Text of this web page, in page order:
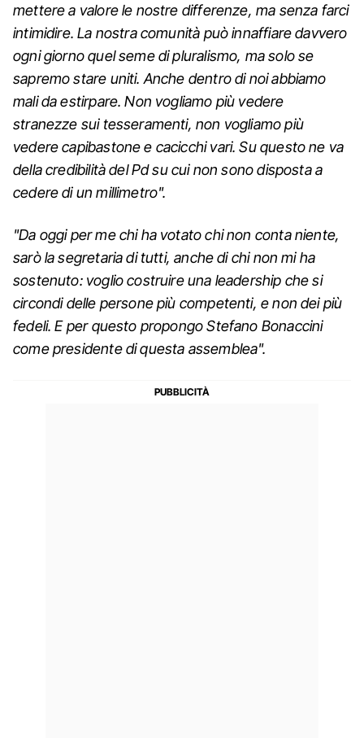
mettere a valore le nostre differenze, ma senza farci
intimidire. La nostra comunità può innaffiare davvero
ogni giorno quel seme di pluralismo, ma solo se
sapremo stare uniti. Anche dentro di noi abbiamo
mali da estirpare. Non vogliamo più vedere
stranezze sui tesseramenti, non vogliamo più
vedere capibastone e cacicchi vari. Su questo ne va
della credibilità del Pd su cui non sono disposta a
cedere di un millimetro".
"Da oggi per me chi ha votato chi non conta niente,
sarò la segretaria di tutti, anche di chi non mi ha
sostenuto: voglio costruire una leadership che si
circondi delle persone più competenti, e non dei più
fedeli. E per questo propongo Stefano Bonaccini
come presidente di questa assemblea".